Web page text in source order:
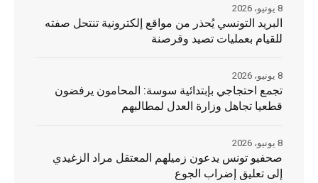
البريد التونسي يُحذر من مواقع إلكترونية تنتحل صفته
للقيام بعمليات تصيد وقرصنة
8 يونيو، 2026
تجمع احتجاجي بإبتدائية سوسة: المحامون يرفضون
قطعيا تجاهل وزارة العدل لمطالبهم
8 يونيو، 2026
صحفيو تونس يدعون زميلهم المعتقل مراد الزغيدي
إلى تعليق إضراب الجوع
8 يونيو، 2026